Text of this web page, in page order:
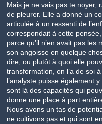
Mais je ne vais pas te noyer,
de pleurer. Elle a donné un
articulée à un ressenti de
correspondait à cette
parce qu’il n’en avait pas
son angoisse en quelque
dire, ou plutôt à quoi elle
transformation, on l’a de soi
l’analyste puisse également
sont là des capacités qui
donne une place à part
Nous avons un tas de
ne cultivons pas et qui sont